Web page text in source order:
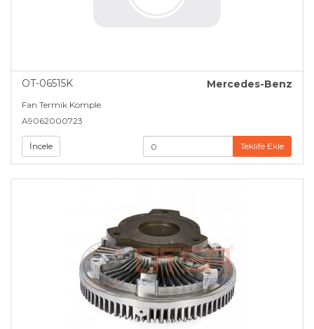
OT-06515K Mercedes-Benz
Fan Termik Komple
A9062000723
İncele Teklife Ekle